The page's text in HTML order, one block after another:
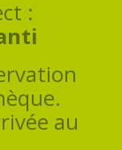
:
au